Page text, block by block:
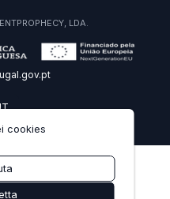
cookies
LDA.
IT